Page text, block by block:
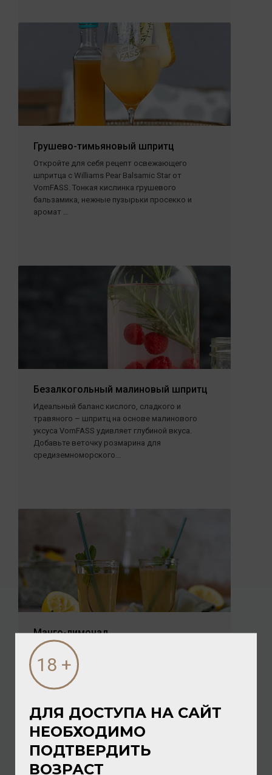
Грушево-тимьяновый шпритц
Откройте для себя рецепт освежающего
шпритца с Williams Pear Balsamic Star от
VomFASS. Тонкая кислинка грушевого
бальзамика, нежные пузырьки просекко и
аромат ...
Безалкогольный малиновый шпритц
Идеальный баланс кислого, сладкого и
травяного – шпритц на основе малинового
уксуса VomFASS удивляет глубиной вкуса.
Добавьте веточку розмарина для
средиземноморского...
Манго-лимонад
Манго-лимонад – лёгкий, фруктовый и
бодрящий напиток, который напоминает о
солнце даже в пасмурный день. Сочное манго в
сочетании с лимоном и мятой дарит заряд...
ДЛЯ ДОСТУПА НА САЙТ
НЕОБХОДИМО
ПОДТВЕРДИТЬ
ВОЗРАСТ